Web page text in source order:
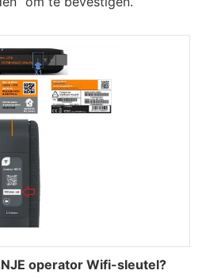
operator Wifi-sleutel?